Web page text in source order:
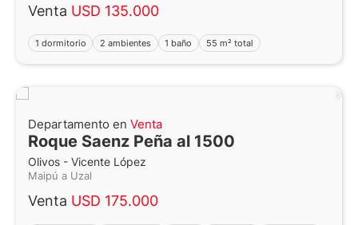
Venta USD 135.000
1 dormitorio 2 ambientes 1 baño 55 m² total
Departamento en Venta
Roque Saenz Peña al 1500
Olivos - Vicente López
Maipú a Uzal
Venta USD 175.000